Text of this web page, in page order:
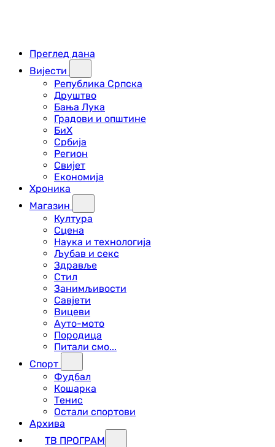
Преглед дана
Вијести
Република Српска
Друштво
Бања Лука
Градови и општине
БиХ
Србија
Регион
Свијет
Економија
Хроника
Магазин
Култура
Сцена
Наука и технологија
Љубав и секс
Здравље
Стил
Занимљивости
Савјети
Вицеви
Ауто-мото
Породица
Питали смо...
Спорт
Фудбал
Кошарка
Тенис
Остали спортови
Архива
ТВ ПРОГРАМ